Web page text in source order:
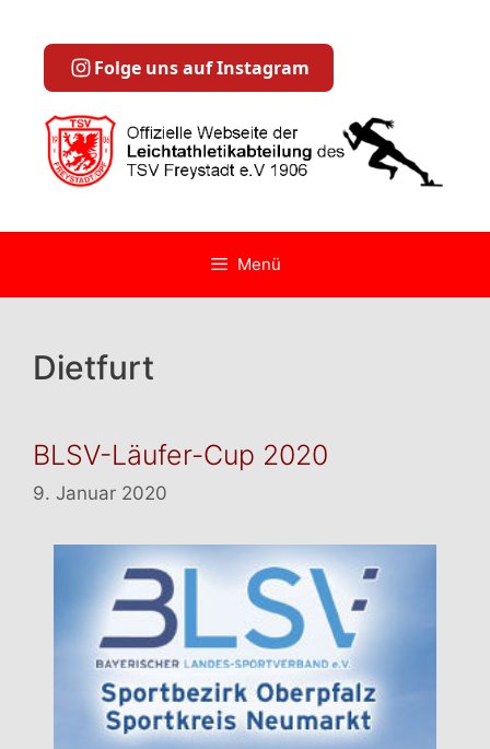
springen
Folge uns auf Instagram
Menü
Dietfurt
BLSV-Läufer-Cup 2020
9. Januar 2020